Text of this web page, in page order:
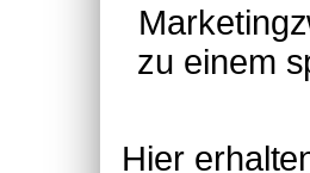
zu einem
Hier